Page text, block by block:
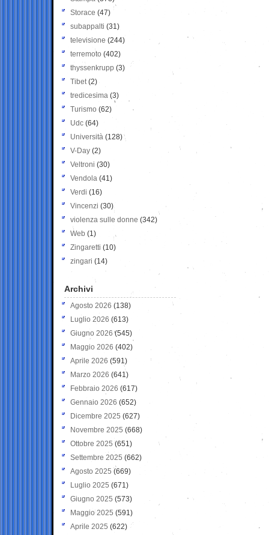
Storace (47)
subappalti (31)
televisione(244)
terremoto (402)
thyssenkrupp (3)
Tibet(2)
tredicesima (3)
Turismo (62)
Udc (64)
Università (128)
V-Day (2)
Veltroni (30)
Vendola (41)
Verdi (16)
Vincenzi (30)
violenza sulle donne (342)
Web (1)
Zingaretti (10)
zingari (14)
Archivi
Agosto 2026 (138)
Luglio 2026 (613)
Giugno 2026 (545)
Maggio 2026 (402)
Aprile 2026 (591)
Marzo 2026 (641)
Febbraio 2026 (617)
Gennaio 2026 (652)
Dicembre 2025 (627)
Novembre 2025 (668)
Ottobre 2025 (651)
Settembre 2025 (662)
Agosto 2025 (669)
Luglio 2025 (671)
Giugno 2025 (573)
Maggio 2025 (591)
Aprile 2025 (622)